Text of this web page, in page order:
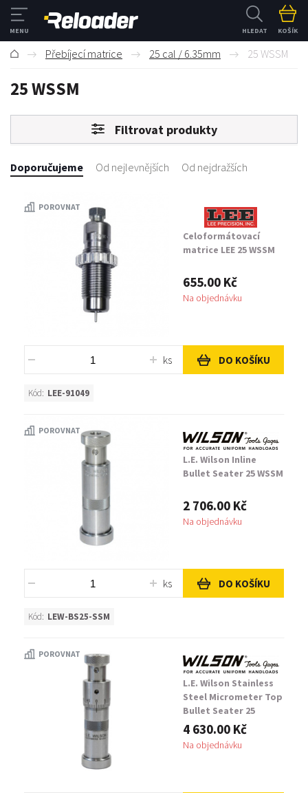
HLEDAT KOŠÍK
Přebíjecí matrice 25 cal / 6.35mm 25 WSSM
25 WSSM
Filtrovat produkty
Doporučujeme Od nejlevnějších Od nejdražších
POROVNAT
Celoformátovací
matrice LEE 25 WSSM
655.00 Kč
Na objednávku
ks DO KOŠÍKU
Kód: LEE-91049
POROVNAT
L.E. Wilson Inline
Bullet Seater 25 WSSM
2 706.00 Kč
Na objednávku
ks DO KOŠÍKU
Kód: LEW-BS25-SSM
POROVNAT
L.E. Wilson Stainless
Steel Micrometer Top
Bullet Seater 25
Creedmoor
4 630.00 Kč
Na objednávku